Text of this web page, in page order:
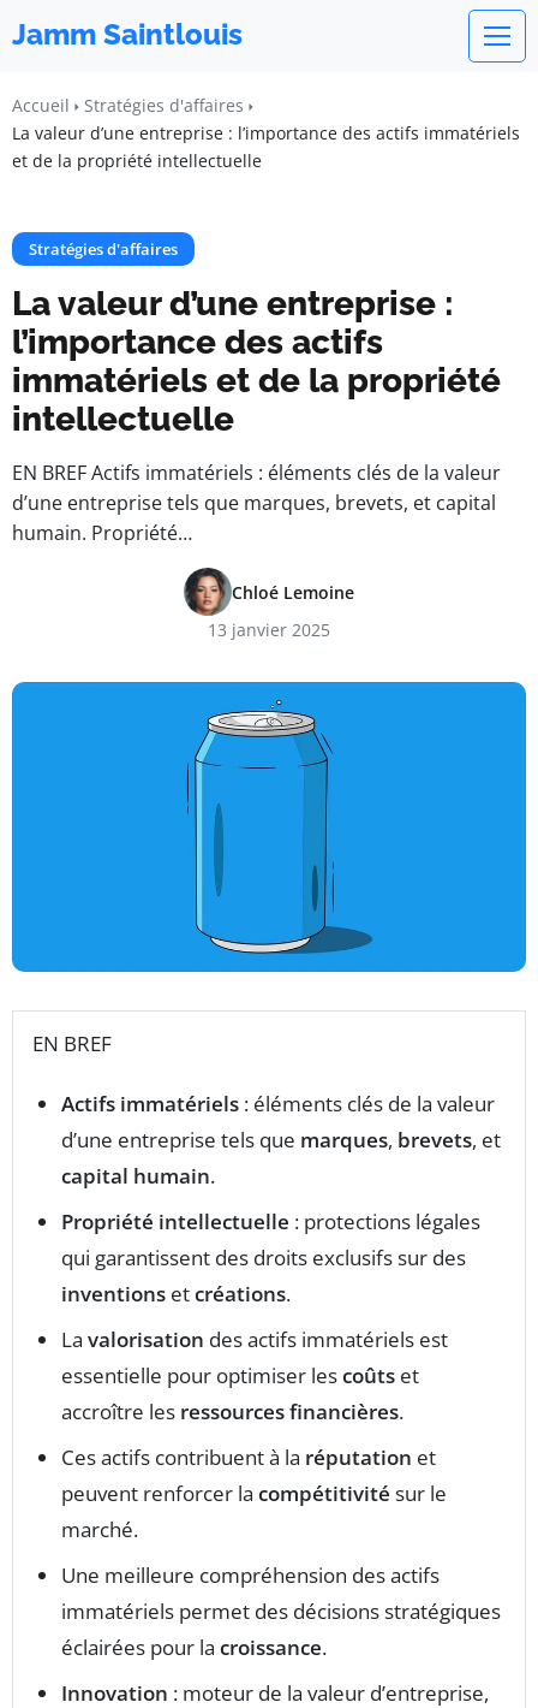
Jamm Saintlouis
Accueil
Stratégies d'affaires
La valeur d’une entreprise : l’importance des actifs immatériels
et de la propriété intellectuelle
Stratégies d'affaires
La valeur d’une entreprise :
l’importance des actifs
immatériels et de la propriété
intellectuelle
EN BREF Actifs immatériels : éléments clés de la valeur
d’une entreprise tels que marques, brevets, et capital
humain. Propriété…
Chloé Lemoine
13 janvier 2025
EN BREF
Actifs immatériels : éléments clés de la valeur
d’une entreprise tels que marques, brevets, et
capital humain.
Propriété intellectuelle : protections légales
qui garantissent des droits exclusifs sur des
inventions etcréations.
La valorisation des actifs immatériels est
essentielle pour optimiser lescoûts et
accroître les ressources financières.
Ces actifs contribuent à la réputation et
peuvent renforcer la compétitivité sur le
marché.
Une meilleure compréhension des actifs
immatériels permet des décisions stratégiques
éclairées pour la croissance.
Innovation : moteur de la valeur d’entreprise,